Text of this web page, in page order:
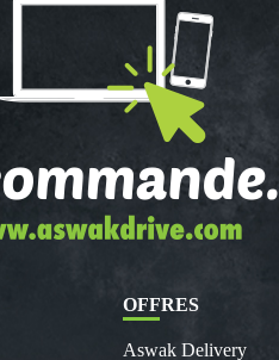
OFFRES
Aswak Delivery